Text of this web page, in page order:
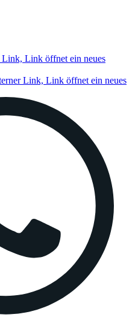
Link, Link öffnet ein neues
Link, Link öffnet ein neues